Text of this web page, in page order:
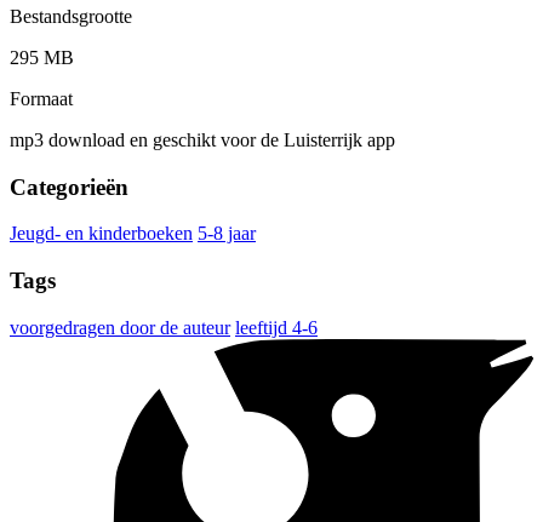
Bestandsgrootte
295 MB
Formaat
mp3 download en geschikt voor de Luisterrijk app
Categorieën
Jeugd- en kinderboeken 5-8 jaar
Tags
voorgedragen door de auteur leeftijd 4-6